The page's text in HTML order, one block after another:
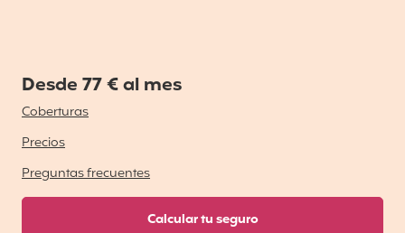
Desde 77 € al mes
Coberturas
Precios
Preguntas frecuentes
Calcular tu seguro